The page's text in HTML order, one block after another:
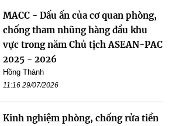
MACC - Dấu ấn của cơ quan phòng,
chống tham nhũng hàng đầu khu
vực trong năm Chủ tịch ASEAN-PAC
2025 - 2026
Hồng Thành
11:16 29/07/2026
Kinh nghiệm phòng, chống rửa tiền